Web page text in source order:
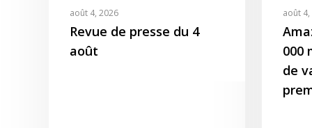
août 4, 2026
Revue de presse du 4
août
août
000
de